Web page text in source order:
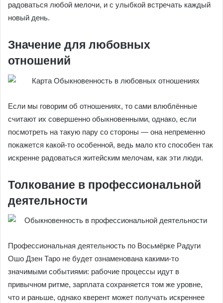
радоваться любой мелочи, и с улыбкой встречать каждый
новый день.
Значение для любовных
отношений
Если мы говорим об отношениях, то сами влюблённые
считают их совершенно обыкновенными, однако, если
посмотреть на такую пару со стороны — она непременно
покажется какой-то особенной, ведь мало кто способен так
искренне радоваться житейским мелочам, как эти люди.
Толкование в профессиональной
деятельности
Профессиональная деятельность по Восьмёрке Радуги
Ошо Дзен Таро не будет ознаменована какими-то
значимыми событиями: рабочие процессы идут в
привычном ритме, зарплата сохраняется том же уровне,
что и раньше, однако кверент может получать искреннее